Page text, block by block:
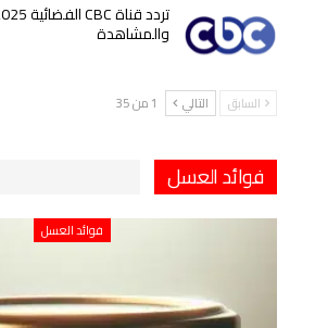
والمشاهدة
السابق التالي 1 من 35
فوائد العسل
فوائد العسل